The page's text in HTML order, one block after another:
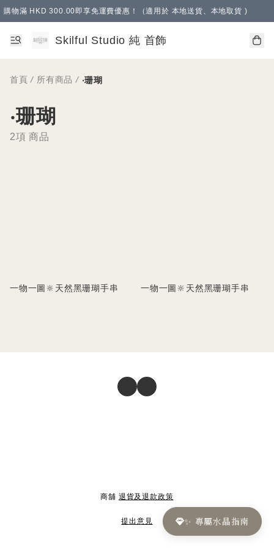
✨ 專屬水晶指南
購物滿 HKD 300.00即享免運費優惠！（適用於 本地送貨、本地取貨 )
Skilful Studio 純 首飾
首頁 / 所有商品 / ‧珊瑚
‧珊瑚
2項 商品
一物一圖🔆天然黑珊瑚手串 一物一圖🔆天然黑珊瑚手串
商舖 退貨及退款政策
提出意見